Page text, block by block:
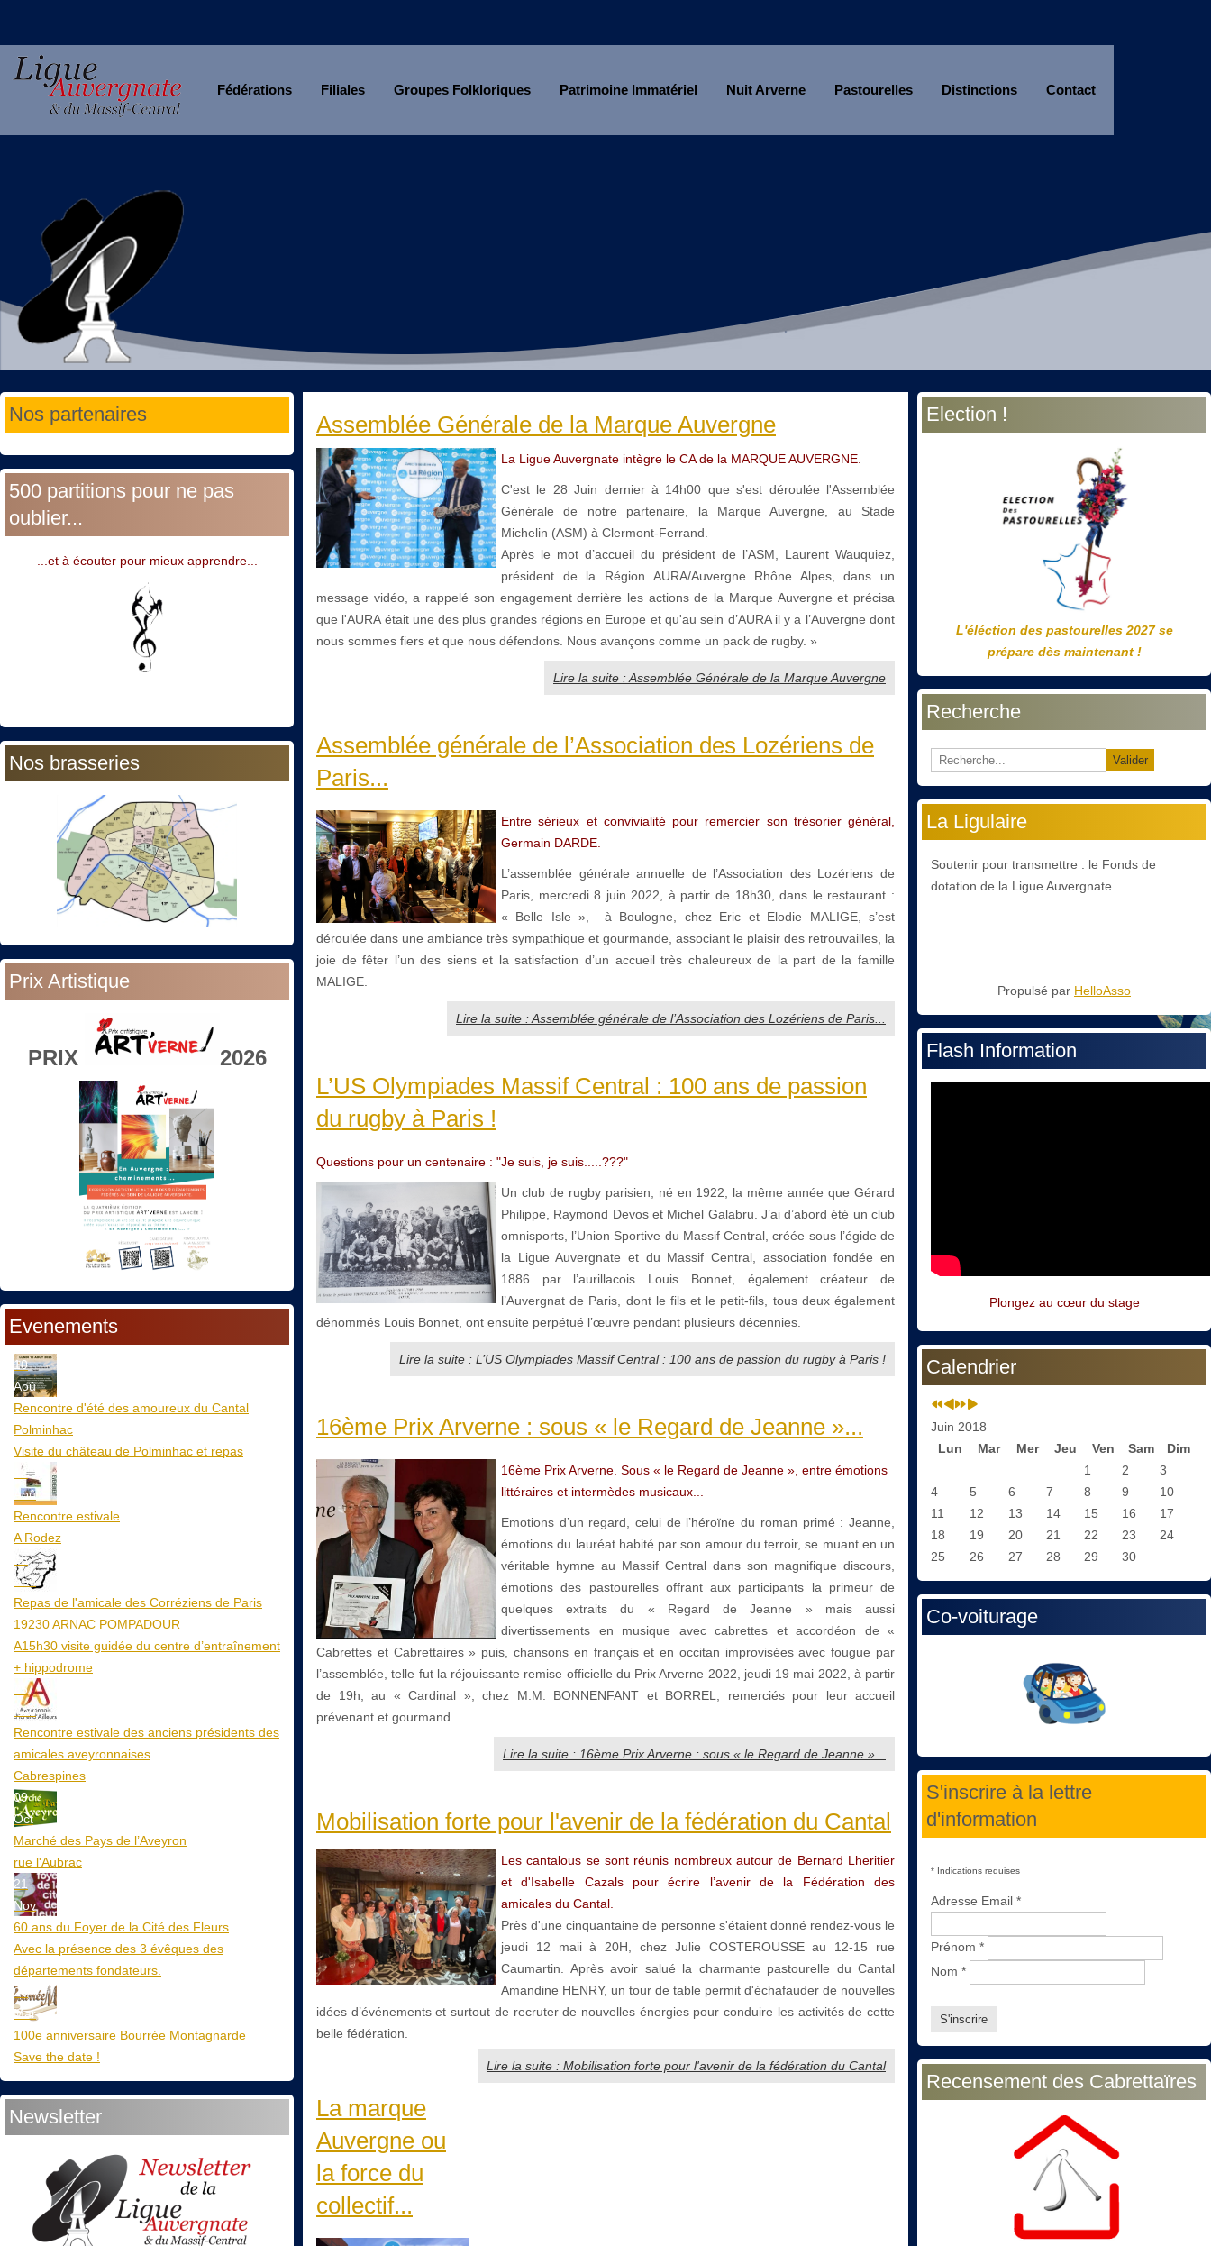
Fédérations Filiales Groupes Folkloriques Patrimoine Immatériel Nuit Arverne Pastourelles Distinctions Contact
Nos partenaires
500 partitions pour ne pas
oublier...
...et à écouter pour mieux apprendre...
Nos brasseries
Prix Artistique
PRIX 2026
Evenements
10
Aoû
Rencontre d'été des amoureux du Cantal
Polminhac
Visite du château de Polminhac et repas
12
Aoû
Rencontre estivale
A Rodez
23
Aoû
Repas de l'amicale des Corréziens de Paris
19230 ARNAC POMPADOUR
A15h30 visite guidée du centre d’entraînement
+ hippodrome
25
Aoû
Rencontre estivale des anciens présidents des
amicales aveyronnaises
Cabrespines
09
Oct
Marché des Pays de l’Aveyron
rue l'Aubrac
21
Nov
60 ans du Foyer de la Cité des Fleurs
Avec la présence des 3 évêques des
départements fondateurs.
20
Mar
100e anniversaire Bourrée Montagnarde
Save the date !
Newsletter
Assemblée Générale de la Marque Auvergne
La Ligue Auvergnate intègre le CA de la MARQUE AUVERGNE.
C'est le 28 Juin dernier à 14h00 que s'est déroulée l'Assemblée
Générale de notre partenaire, la Marque Auvergne, au Stade
Michelin (ASM) à Clermont-Ferrand.
Après le mot d’accueil du président de l’ASM, Laurent Wauquiez,
président de la Région AURA/Auvergne Rhône Alpes, dans un
message vidéo, a rappelé son engagement derrière les actions de la Marque Auvergne et précisa
que l'AURA était une des plus grandes régions en Europe et qu'au sein d’AURA il y a l’Auvergne dont
nous sommes fiers et que nous défendons. Nous avançons comme un pack de rugby. »
Lire la suite : Assemblée Générale de la Marque Auvergne
Assemblée générale de l’Association des Lozériens de
Paris...
Entre sérieux et convivialité pour remercier son trésorier général,
Germain DARDE.
L’assemblée générale annuelle de l’Association des Lozériens de
Paris, mercredi 8 juin 2022, à partir de 18h30, dans le restaurant :
« Belle Isle », à Boulogne, chez Eric et Elodie MALIGE, s’est
déroulée dans une ambiance très sympathique et gourmande, associant le plaisir des retrouvailles, la
joie de fêter l’un des siens et la satisfaction d’un accueil très chaleureux de la part de la famille
MALIGE.
Lire la suite : Assemblée générale de l’Association des Lozériens de Paris...
L’US Olympiades Massif Central : 100 ans de passion
du rugby à Paris !
Questions pour un centenaire : "Je suis, je suis.....???"
Un club de rugby parisien, né en 1922, la même année que Gérard
Philippe, Raymond Devos et Michel Galabru. J’ai d’abord été un club
omnisports, l’Union Sportive du Massif Central, créée sous l’égide de
la Ligue Auvergnate et du Massif Central, association fondée en
1886 par l’aurillacois Louis Bonnet, également créateur de
l’Auvergnat de Paris, dont le fils et le petit-fils, tous deux également
dénommés Louis Bonnet, ont ensuite perpétué l’œuvre pendant plusieurs décennies.
Lire la suite : L’US Olympiades Massif Central : 100 ans de passion du rugby à Paris !
16ème Prix Arverne : sous « le Regard de Jeanne »...
16ème Prix Arverne. Sous « le Regard de Jeanne », entre émotions
littéraires et intermèdes musicaux...
Emotions d’un regard, celui de l’héroïne du roman primé : Jeanne,
émotions du lauréat habité par son amour du terroir, se muant en un
véritable hymne au Massif Central dans son magnifique discours,
émotions des pastourelles offrant aux participants la primeur de
quelques extraits du « Regard de Jeanne » mais aussi
divertissements en musique avec cabrettes et accordéon de «
Cabrettes et Cabrettaires » puis, chansons en français et en occitan improvisées avec fougue par
l’assemblée, telle fut la réjouissante remise officielle du Prix Arverne 2022, jeudi 19 mai 2022, à partir
de 19h, au « Cardinal », chez M.M. BONNENFANT et BORREL, remerciés pour leur accueil
prévenant et gourmand.
Lire la suite : 16ème Prix Arverne : sous « le Regard de Jeanne »...
Mobilisation forte pour l'avenir de la fédération du Cantal
Les cantalous se sont réunis nombreux autour de Bernard Lheritier
et d'Isabelle Cazals pour écrire l’avenir de la Fédération des
amicales du Cantal.
Près d'une cinquantaine de personne s'étaient donné rendez-vous le
jeudi 12 maii à 20H, chez Julie COSTEROUSSE au 12-15 rue
Caumartin. Après avoir salué la charmante pastourelle du Cantal
Amandine HENRY, un tour de table permit d'échafauder de nouvelles
idées d’événements et surtout de recruter de nouvelles énergies pour conduire les activités de cette
belle fédération.
Lire la suite : Mobilisation forte pour l'avenir de la fédération du Cantal
La marque
Auvergne ou
la force du
collectif...
Election !
L'éléction des pastourelles 2027 se
prépare dès maintenant !
Recherche
Valider
La Ligulaire
Soutenir pour transmettre : le Fonds de
dotation de la Ligue Auvergnate.
Propulsé par HelloAsso
Flash Information
Plongez au cœur du stage
Calendrier
Année
précédente
Mois
précédent
Année
suivante
Mois
suivant
Juin 2018
Lun
Mar Mer Jeu Ven Sam
Dim
1
2
3
4
5 6 7 8 9
10
11
12 13 14 15 16
17
18
19 20 21 22 23
24
25
26 27 28 29 30
Co-voiturage
S'inscrire à la lettre
d'information
* Indications requises
Adresse Email *
Prénom *
Nom *
Recensement des Cabrettaïres